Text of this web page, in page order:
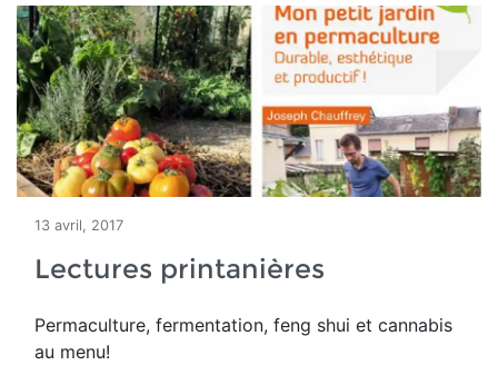
13 avril, 2017
Lectures printanières
Permaculture, fermentation, feng shui et cannabis
au menu!